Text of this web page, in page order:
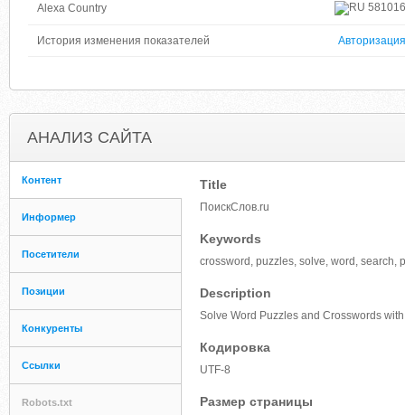
Alexa Country 581016
История изменения показателей Авторизация
АНАЛИЗ САЙТА
Контент
Информер
Посетители
Позиции
Конкуренты
Ссылки
Robots.txt
Title
ПоискСлов.ru
Keywords
crossword, puzzles, solve, word, search,
Description
Solve Word Puzzles and Crosswords
Кодировка
UTF-8
Размер страницы